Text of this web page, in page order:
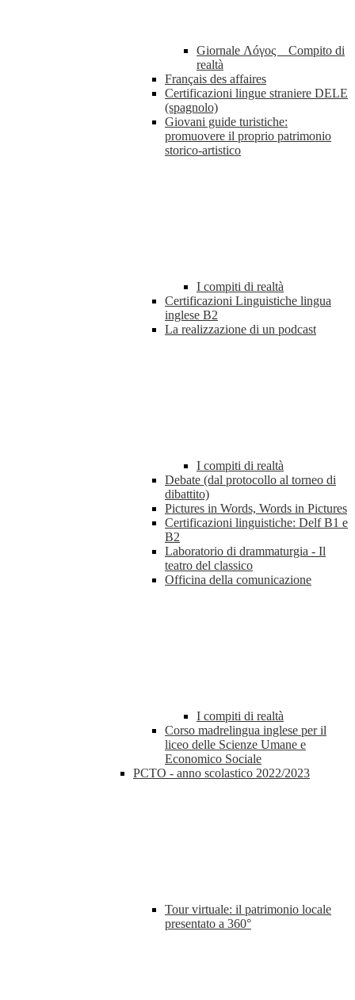
Giornale Λóγος _ Compito di
realtà
Français des affaires
Certificazioni lingue straniere DELE
(spagnolo)
Giovani guide turistiche:
promuovere il proprio patrimonio
storico-artistico
I compiti di realtà
Certificazioni Linguistiche lingua
inglese B2
La realizzazione di un podcast
I compiti di realtà
Debate (dal protocollo al torneo di
dibattito)
Pictures in Words, Words in Pictures
Certificazioni linguistiche: Delf B1 e
B2
Laboratorio di drammaturgia - Il
teatro del classico
Officina della comunicazione
I compiti di realtà
Corso madrelingua inglese per il
liceo delle Scienze Umane e
Economico Sociale
PCTO - anno scolastico 2022/2023
Tour virtuale: il patrimonio locale
presentato a 360°